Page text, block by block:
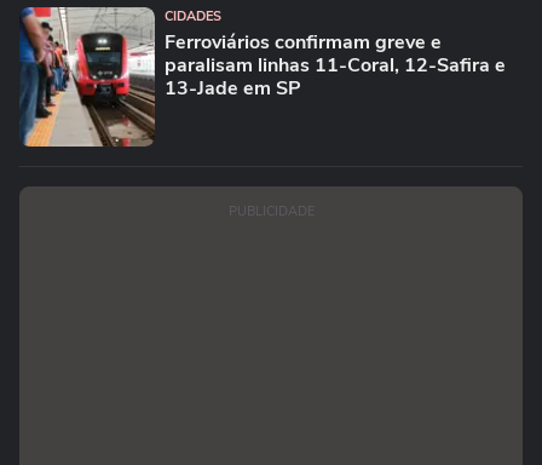
CIDADES
Ferroviários confirmam greve e
paralisam linhas 11-Coral, 12-Safira e
13-Jade em SP
PUBLICIDADE